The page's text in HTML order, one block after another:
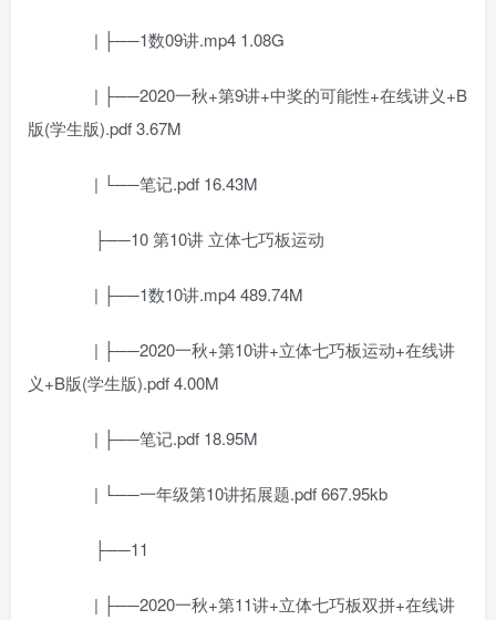
| ├──1数09讲.mp4 1.08G
| ├──2020一秋+第9讲+中奖的可能性+在线讲义+B
版(学生版).pdf 3.67M
| └──笔记.pdf 16.43M
├──10 第10讲 立体七巧板运动
| ├──1数10讲.mp4 489.74M
| ├──2020一秋+第10讲+立体七巧板运动+在线讲
义+B版(学生版).pdf 4.00M
| ├──笔记.pdf 18.95M
| └──一年级第10讲拓展题.pdf 667.95kb
├──11
| ├──2020一秋+第11讲+立体七巧板双拼+在线讲